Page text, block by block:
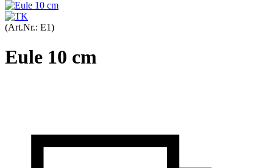
(Art.Nr.: E1)
Eule 10 cm